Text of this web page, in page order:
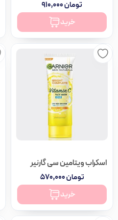
تومان
خرید
اسکراب ویتامین سی گارنیر
تومان۵۷۰,۰۰۰
خرید